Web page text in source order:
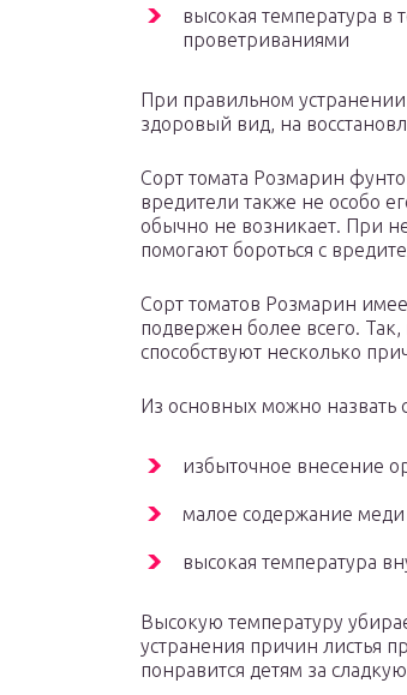
высокая температура в
проветриваниями
При правильном
здоровый вид, на
Сорт томата Розмарин
вредители также не особо
обычно не возникает. При
помогают бороться с
Сорт томатов Розмарин
подвержен более всего.
способствуют несколько
Из основных можно назвать
избыточное внесение
малое содержание
высокая температура
Высокую температуру
устранения причин листья
понравится детям за